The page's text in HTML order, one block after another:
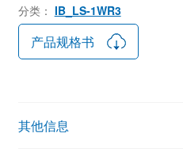
分类： IB_LS-1WR3
产品规格书
其他信息